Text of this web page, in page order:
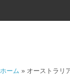
ホーム » オーストラリ